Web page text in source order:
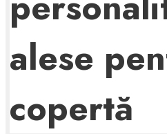
alese
copertă